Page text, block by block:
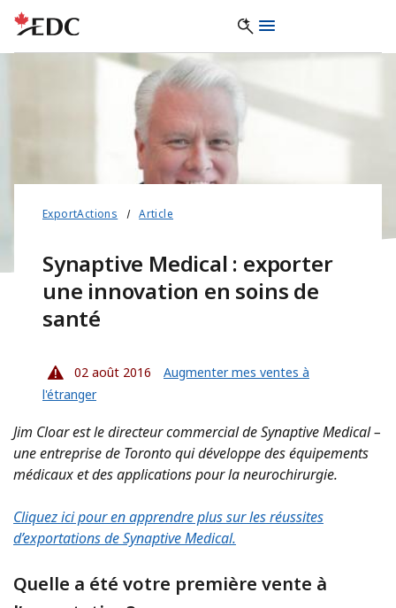
ExportActions Article
Synaptive Medical : exporter
une innovation en soins de
santé
02 août 2016
Augmenter mes ventes à
l'étranger
Jim Cloar est le directeur commercial de Synaptive Medical –
une entreprise de Toronto qui développe des équipements
médicaux et des applications pour la neurochirurgie.
Cliquez ici pour en apprendre plus sur les réussites
d’exportations de Synaptive Medical.
Quelle a été votre première vente à